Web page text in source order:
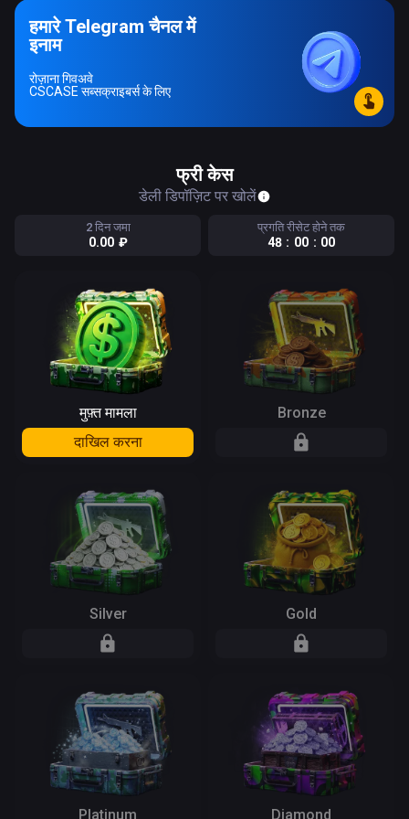
हमारे Telegram चैनल में
इनाम
रोज़ाना गिवअवे
CSCASE सब्सक्राइबर्स के लिए
2 दिन जमा
₽
फ्री केस
डेली डिपॉज़िट पर खोलें
प्रगति रीसेट होने तक
48 : 00 : 00
मुफ़्त मामला
दाखिल करना
Bronze
Silver Gold
Platinum Diamond